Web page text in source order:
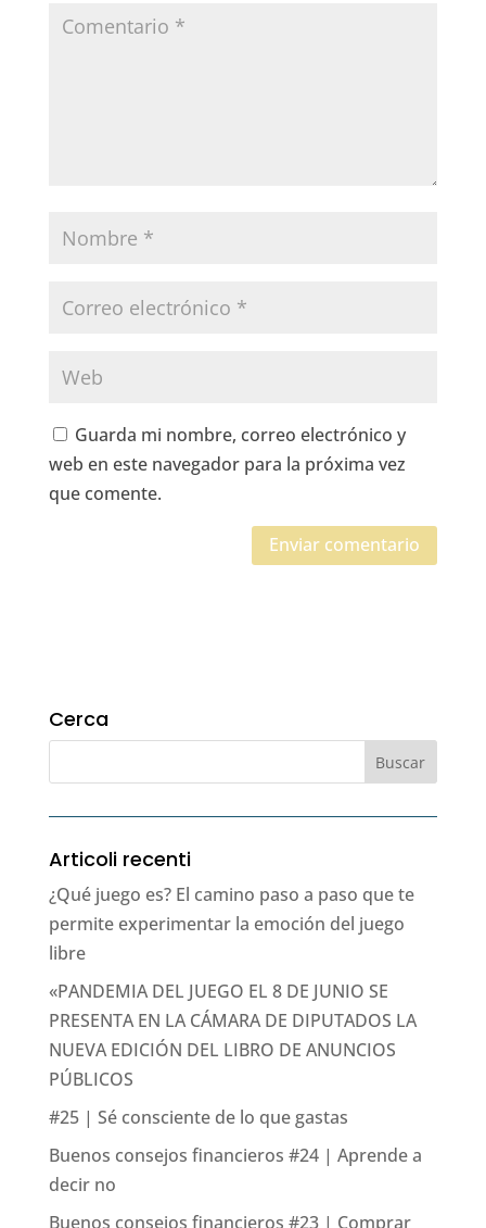
Guarda mi nombre, correo electrónico y
web en este navegador para la próxima vez
que comente.
Cerca
Articoli recenti
¿Qué juego es? El camino paso a paso que te
permite experimentar la emoción del juego
libre
«PANDEMIA DEL JUEGO EL 8 DE JUNIO SE
PRESENTA EN LA CÁMARA DE DIPUTADOS LA
NUEVA EDICIÓN DEL LIBRO DE ANUNCIOS
PÚBLICOS
#25 | Sé consciente de lo que gastas
Buenos consejos financieros #24 | Aprende a
decir no
Buenos consejos financieros #23 | Comprar